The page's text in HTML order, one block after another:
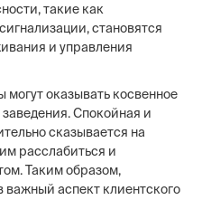
такие как
становятся
и управления
могут оказывать косвенное
Спокойная и
сказывается на
расслабиться и
Таким образом,
важный аспект клиентского